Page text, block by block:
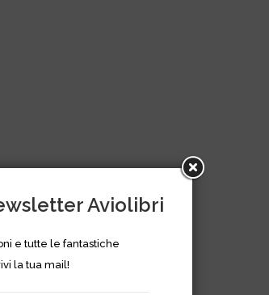
Aviolibri
e tutte le fantastiche
la tua mail!